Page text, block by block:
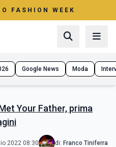
FASHION WEEK
Google News Moda
Your Father, prima
2022 08:30 di: Franco Tiniferra